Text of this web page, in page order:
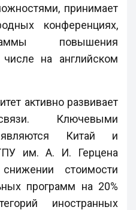
принимает
конференциях,
повышения
на английском
активно развивает
Ключевыми
Китай и
им. А. И. Герцена
стоимости
программ на 20%
иностранных